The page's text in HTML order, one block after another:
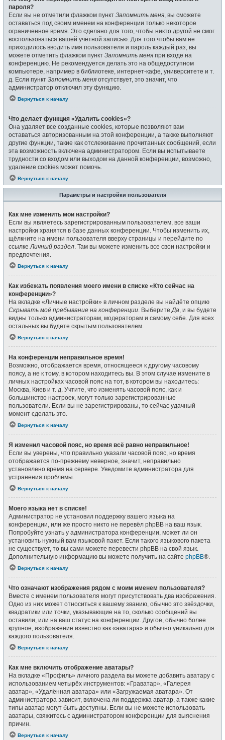
пароля?
Если вы не отметили флажком пункт Запомнить меня , вы сможете
оставаться под своим именем на конференции только некоторое
ограниченное время. Это сделано для того, чтобы никто другой не смог
воспользоваться вашей учётной записью. Для того чтобы вам не
приходилось вводить имя пользователя и пароль каждый раз, вы
можете отметить флажком пункт Запомнить меня при входе на
конференцию. Не рекомендуется делать это на общедоступном
компьютере, например в библиотеке, интернет-кафе, университете и т.
д. Если пункт Запомнить меня отсутствует, это значит, что
администратор отключил эту функцию.
Вернуться к началу
Что делает функция «Удалить cookies»?
Она удаляет все созданные cookies, которые позволяют вам
оставаться авторизованным на этой конференции, а также выполняют
другие функции, такие как отслеживание прочитанных сообщений, если
эта возможность включена администратором. Если вы испытываете
трудности со входом или выходом на данной конференции, возможно,
удаление cookies может помочь.
Вернуться к началу
Параметры и настройки пользователя
Как мне изменить мои настройки?
Если вы являетесь зарегистрированным пользователем, все ваши
настройки хранятся в базе данных конференции. Чтобы изменить их,
щёлкните на имени пользователя вверху страницы и перейдите по
ссылкеЛичный раздел. Там вы можете изменить все свои настройки и
предпочтения.
Вернуться к началу
Как избежать появления моего имени в списке «Кто сейчас на
конференции»?
На вкладке «Личные настройки» в личном разделе вы найдёте опцию
Скрывать моё пребывание на конференции. ВыберитеДа, и вы будете
видны только администраторам, модераторам и самому себе. Для всех
остальных вы будете скрытым пользователем.
Вернуться к началу
На конференции неправильное время!
Возможно, отображается время, относящееся к другому часовому
поясу, а не к тому, в котором находитесь вы. В этом случае измените в
личных настройках часовой пояс на тот, в котором вы находитесь:
Москва, Киев и т. д. Учтите, что изменять часовой пояс, как и
большинство настроек, могут только зарегистрированные
пользователи. Если вы не зарегистрированы, то сейчас удачный
момент сделать это.
Вернуться к началу
Я изменил часовой пояс, но время всё равно неправильное!
Если вы уверены, что правильно указали часовой пояс, но время
отображается по-прежнему неверное, значит, неправильно
установлено время на сервере. Уведомите администратора для
устранения проблемы.
Вернуться к началу
Моего языка нет в списке!
Администратор не установил поддержку вашего языка на
конференции, или же просто никто не перевёл phpBB на ваш язык.
Попробуйте узнать у администратора конференции, может ли он
установить нужный вам языковой пакет. Если такого языкового пакета
не существует, то вы сами можете перевести phpBB на свой язык.
Дополнительную информацию вы можете получить на сайте phpBB®.
Вернуться к началу
Что означают изображения рядом с моим именем пользователя?
Вместе с именем пользователя могут присутствовать два изображения.
Одно из них может относиться к вашему званию, обычно это звёздочки,
квадратики или точки, указывающие на то, сколько сообщений вы
оставили, или на ваш статус на конференции. Другое, обычно более
крупное, изображение известно как «аватара» и обычно уникально для
каждого пользователя.
Вернуться к началу
Как мне включить отображение аватары?
На вкладке «Профиль» личного раздела вы можете добавить аватару с
использованием четырёх инструментов: «Граватар», «Галерея
аватар», «Удалённая аватара» или «Загружаемая аватара». От
администратора зависит, включена ли поддержка аватар, а также какие
типы аватар могут быть доступны. Если вы не можете использовать
аватары, свяжитесь с администратором конференции для выяснения
причин.
Вернуться к началу